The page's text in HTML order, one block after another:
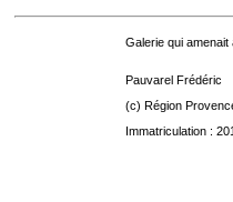
Galerie qui amenait
Pauvarel Frédéric
(c) Région
Immatriculation :